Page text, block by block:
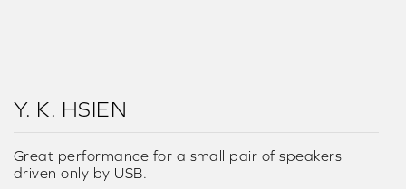
Y. K. HSIEN
Great performance for a small pair of speakers
driven only by USB.